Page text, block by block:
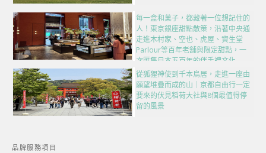
每一盒和菓子，都藏著一位想記住的
人！東京銀座甜點散策，沿著中央通
走進木村家、空也、虎屋、資生堂
Parlour等百年老舖與限定甜點，一
次匯集日本五百年的伴手禮文化
從狐狸神使到千本鳥居，走進一座由
願望堆疊而成的山｜京都自由行一定
要來的伏見稻荷大社與8個最值得停
留的風景
品牌服務項目